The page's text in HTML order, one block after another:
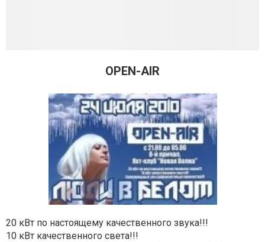
OPEN-AIR
20 кВт по настоящему качественного звука!!!
10 кВт качественного света!!!